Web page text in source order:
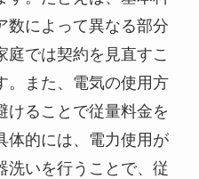
数によって異なる部分
庭では契約を見直すこ
。また、電気の使用方
けることで従量料金を
体的には、電力使用が
洗いを行うことで、従